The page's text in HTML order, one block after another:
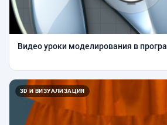
Видео уроки моделирования в
3D И ВИЗУАЛИЗАЦИЯ